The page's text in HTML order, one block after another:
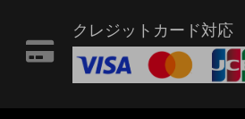
クレジットカード対応